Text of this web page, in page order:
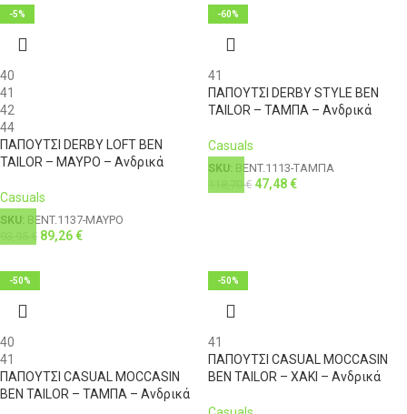
-5%
40
41
42
44
ΠΑΠΟΥΤΣΙ DERBY LOFT BEN
TAILOR – ΜΑΥΡΟ – Ανδρικά
Casuals
SKU: BENT.1137-ΜΑΥΡΟ
€ 89,26€
-60%
41
ΠΑΠΟΥΤΣΙ DERBY STYLE BEN
TAILOR – ΤΑΜΠΑ – Ανδρικά
Casuals
SKU: BENT.1113-ΤΑΜΠΑ
118,70€ 47,48€
-50%
40
41
ΠΑΠΟΥΤΣΙ CASUAL MOCCASIN
BEN TAILOR – ΤΑΜΠΑ – Ανδρικά
-50%
41
ΠΑΠΟΥΤΣΙ CASUAL MOCCASIN
BEN TAILOR – ΧΑΚΙ – Ανδρικά